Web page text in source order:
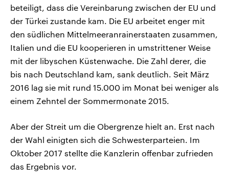
beteiligt, dass die Vereinbarung zwischen der EU und
der Türkei zustande kam. Die EU arbeitet enger mit
den südlichen Mittelmeeranrainerstaaten zusammen,
Italien und die EU kooperieren in umstrittener Weise
mit der libyschen Küstenwache. Die Zahl derer, die
bis nach Deutschland kam, sank deutlich. Seit März
2016 lag sie mit rund 15.000 im Monat bei weniger als
einem Zehntel der Sommermonate 2015.
Aber der Streit um die Obergrenze hielt an. Erst nach
der Wahl einigten sich die Schwesterparteien. Im
Oktober 2017 stellte die Kanzlerin offenbar zufrieden
das Ergebnis vor.